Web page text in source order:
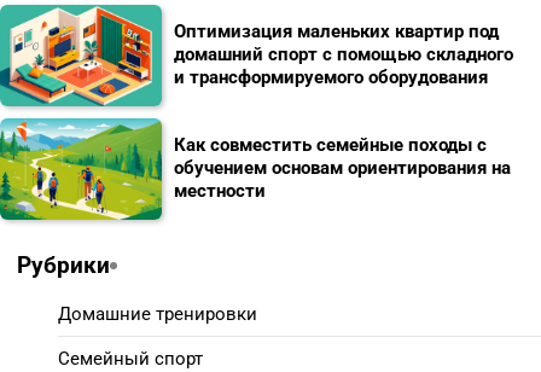
Оптимизация маленьких квартир под
домашний спорт с помощью складного
и трансформируемого оборудования
Как совместить семейные походы с
обучением основам ориентирования на
местности
Рубрики
Домашние тренировки
Семейный спорт